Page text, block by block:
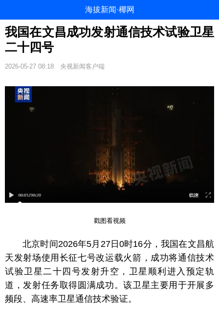
海拔新闻·椰网
我国在文昌成功发射通信技术试验卫星
二十四号
2026-05-27 08:18 央视新闻客户端
戳图看视频
北京时间2026年5月27日0时16分，我国在文昌航
天发射场使用长征七号改运载火箭，成功将通信技术
试验卫星二十四号发射升空，卫星顺利进入预定轨
道，发射任务取得圆满成功。该卫星主要用于开展多
频段、高速率卫星通信技术验证。